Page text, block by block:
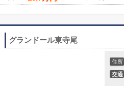
グランドール東寺尾
住所
交通